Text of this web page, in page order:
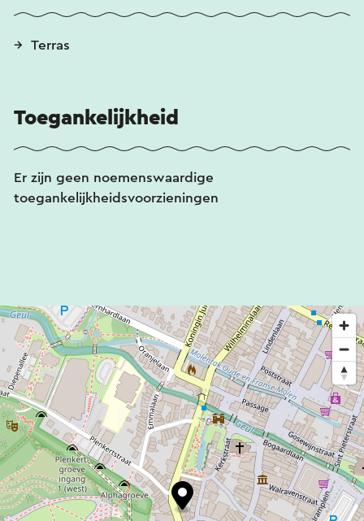
Terras
Toegankelijkheid
Er zijn geen noemenswaardige
toegankelijkheidsvoorzieningen